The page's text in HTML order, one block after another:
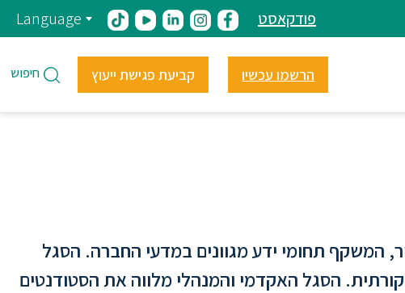
פודקאסט Language
הרשמו עכשיו קביעת פגישת ייעוץ חיפוש
המשקף תחומי ידע מגוונים במדעי החברה. הסגל
הסגל האקדמי והמנהלי מלווה את הסטודנטים